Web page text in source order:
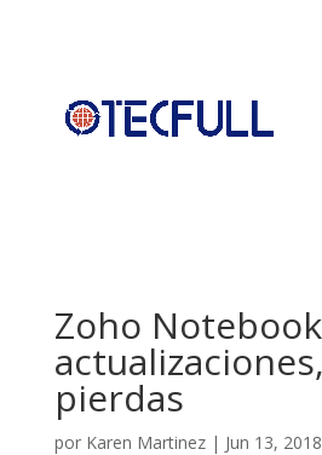
Zoho
pierdas
por Karen Martinez| Jun 13, 2018